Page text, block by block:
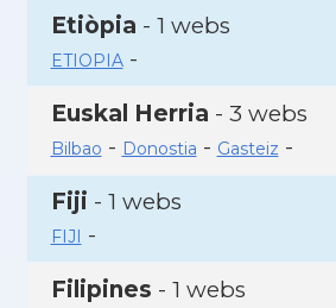
Etiòpia - 1 webs
ETIOPIA-
Euskal Herria - 3 webs
Bilbao - Donostia - Gasteiz -
Fiji - 1 webs
FIJI -
Filipines - 1 webs